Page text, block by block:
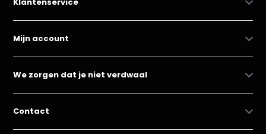
Mijn account
We zorgen dat je niet verdwaal
Contact